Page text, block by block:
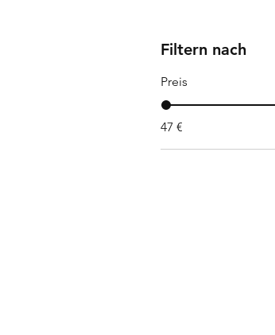
Filtern nach
Preis
47 €